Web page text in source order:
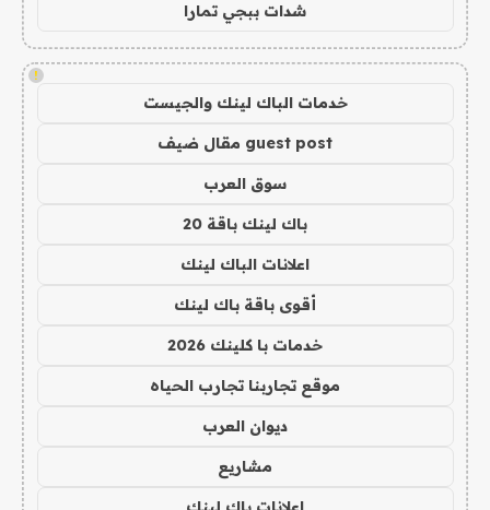
شدات ببجي تمارا
!
خدمات الباك لينك والجيست
guest post مقال ضيف
سوق العرب
باك لينك باقة 20
اعلانات الباك لينك
أقوى باقة باك لينك
خدمات با كلينك 2026
موقع تجاربنا تجارب الحياه
ديوان العرب
مشاريع